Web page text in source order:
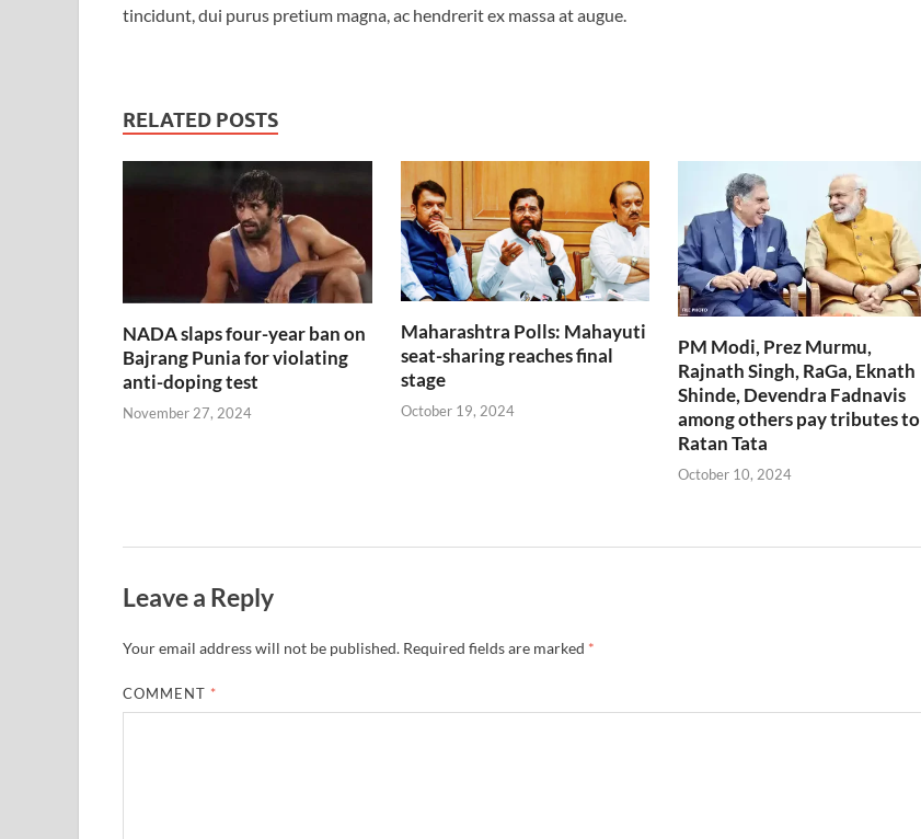
tincidunt, dui purus pretium magna, ac hendrerit ex massa at augue.
RELATED POSTS
NADA slaps four-year ban on
Bajrang Punia for violating
anti-doping test
November 27, 2024
Maharashtra Polls: Mahayuti
seat-sharing reaches final
stage
October 19, 2024
PM Modi, Prez Murmu,
Rajnath Singh, RaGa, Eknath
Shinde, Devendra Fadnavis
among others pay tributes to
Ratan Tata
October 10, 2024
Leave a Reply
Your email address will not be published. Required fields are marked *
COMMENT *